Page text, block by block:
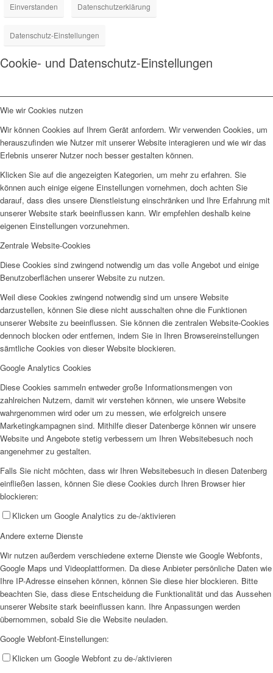
Einverstanden Datenschutzerklärung
Datenschutz-Einstellungen
Cookie- und Datenschutz-Einstellungen
Wie wir Cookies nutzen
Wir können Cookies auf Ihrem Gerät anfordern. Wir verwenden Cookies, um
herauszufinden wie Nutzer mit unserer Website interagieren und wie wir das
Erlebnis unserer Nutzer noch besser gestalten können.
Klicken Sie auf die angezeigten Kategorien, um mehr zu erfahren. Sie
können auch einige eigene Einstellungen vornehmen, doch achten Sie
darauf, dass dies unsere Dienstleistung einschränken und Ihre Erfahrung mit
unserer Website stark beeinflussen kann. Wir empfehlen deshalb keine
eigenen Einstellungen vorzunehmen.
Zentrale Website-Cookies
Diese Cookies sind zwingend notwendig um das volle Angebot und einige
Benutzoberflächen unserer Website zu nutzen.
Weil diese Cookies zwingend notwendig sind um unsere Website
darzustellen, können Sie diese nicht ausschalten ohne die Funktionen
unserer Website zu beeinflussen. Sie können die zentralen Website-Cookies
dennoch blocken oder entfernen, indem Sie in Ihren Browsereinstellungen
sämtliche Cookies von dieser Website blockieren.
Google Analytics Cookies
Diese Cookies sammeln entweder große Informationsmengen von
zahlreichen Nutzern, damit wir verstehen können, wie unsere Website
wahrgenommen wird oder um zu messen, wie erfolgreich unsere
Marketingkampagnen sind. Mithilfe dieser Datenberge können wir unsere
Website und Angebote stetig verbessern um Ihren Websitebesuch noch
angenehmer zu gestalten.
Falls Sie nicht möchten, dass wir Ihren Websitebesuch in diesen Datenberg
einfließen lassen, können Sie diese Cookies durch Ihren Browser hier
blockieren:
Klicken um Google Analytics zu de-/aktivieren
Andere externe Dienste
Wir nutzen außerdem verschiedene externe Dienste wie Google Webfonts,
Google Maps und Videoplattformen. Da diese Anbieter persönliche Daten wie
Ihre IP-Adresse einsehen können, können Sie diese hier blockieren. Bitte
beachten Sie, dass diese Entscheidung die Funktionalität und das Aussehen
unserer Website stark beeinflussen kann. Ihre Anpassungen werden
übernommen, sobald Sie die Website neuladen.
Google Webfont-Einstellungen:
Klicken um Google Webfont zu de-/aktivieren